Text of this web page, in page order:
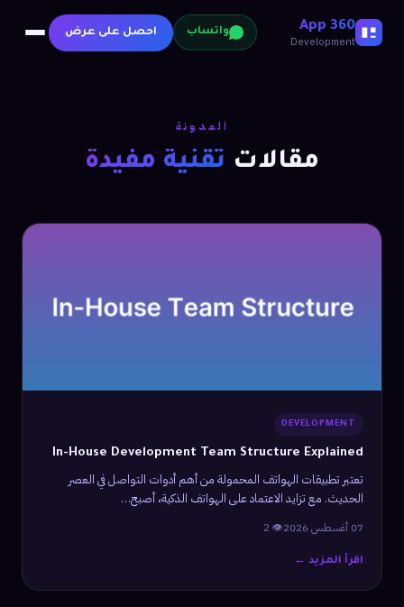
360 App
Development
واتساب احصل على عرض
المدونة
مقالات تقنية مفيدة
DEVELOPMENT
In-House Development Team Structure Explained
تعتبر تطبيقات الهواتف المحمولة من أهم أدوات التواصل في العصر
الحديث. مع تزايد الاعتماد على الهواتف الذكية، أصبح…
07 أغسطس 2026 👁 2
اقرأ المزيد ←